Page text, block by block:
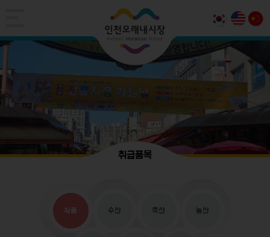
취급품목
식품 수산 축산 농산